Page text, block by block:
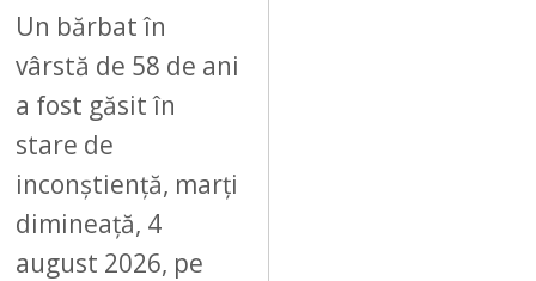
Un bărbat în
vârstă de 58 de ani
a fost găsit în
stare de
inconștiență, marți
dimineață, 4
august 2026, pe